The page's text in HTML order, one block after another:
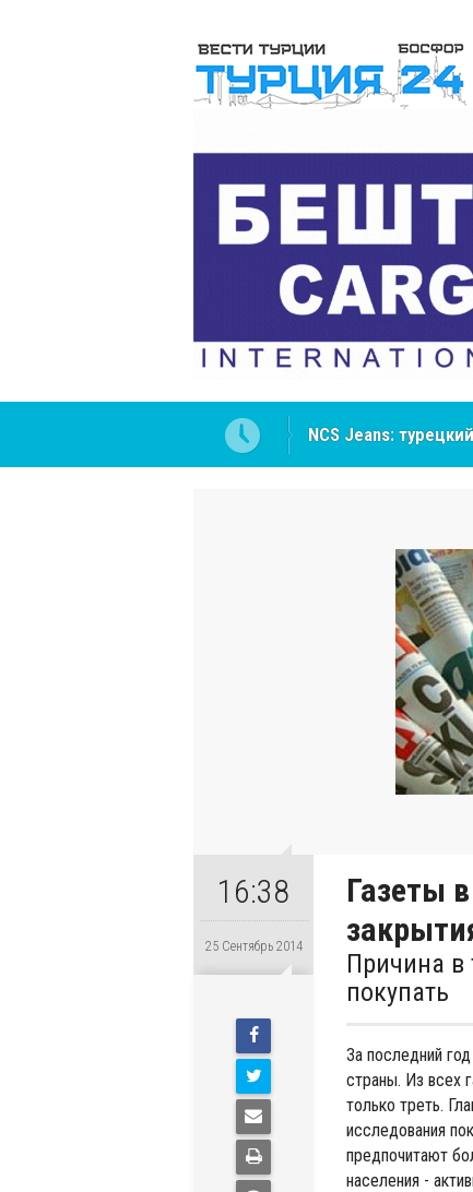
NCS Jeans:
16:38
25 Сентябрь 2014
Газеты
Причина в
покупать
За последний
страны. Из всех
только треть.
исследования
предпочитают
населения -